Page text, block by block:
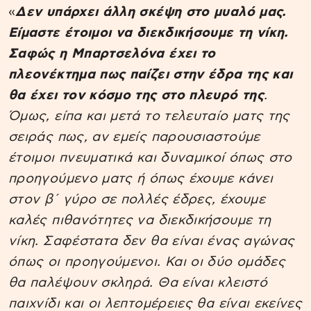
«Δεν υπάρχει άλλη σκέψη στο μυαλό μας.
Είμαστε έτοιμοι να διεκδικήσουμε τη νίκη.
Σαφώς η Μπαρτσελόνα έχει το
πλεονέκτημα πως παίζει στην έδρα της και
θα έχει τον κόσμο της στο πλευρό της.
Όμως, είπα και μετά το τελευταίο ματς της
σειράς πως, αν εμείς παρουσιαστούμε
έτοιμοι πνευματικά και δυναμικοί όπως στο
προηγούμενο ματς ή όπως έχουμε κάνει
στον β΄ γύρο σε πολλές έδρες, έχουμε
καλές πιθανότητες να διεκδικήσουμε τη
νίκη. Σαφέστατα δεν θα είναι ένας αγώνας
όπως οι προηγούμενοι. Και οι δύο ομάδες
θα παλέψουν σκληρά. Θα είναι κλειστό
παιχνίδι και οι λεπτομέρειες θα είναι εκείνες